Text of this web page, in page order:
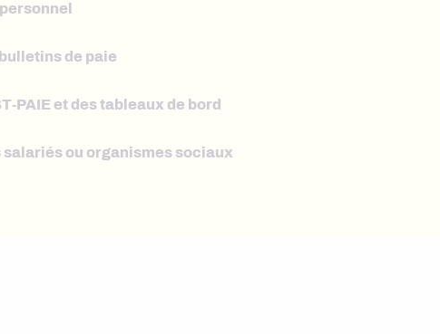
de paie
PAIE et des tableaux de bord
ou organismes sociaux